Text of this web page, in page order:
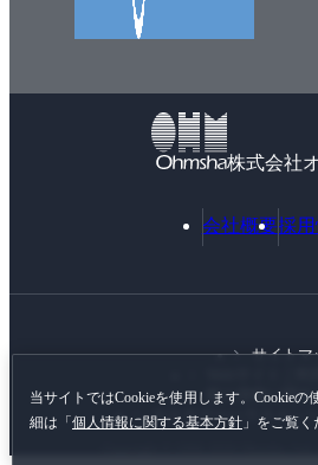
当サイトではCookieを使用します。Cookieの
細は「 個人情報に関する基本方針 」をご覧く
株式会社
会社概要採用
サイトマ
個人情報に関
カスタマーハラスメン